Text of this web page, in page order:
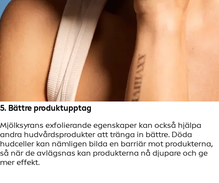
5. Bättre produktupptag
Mjölksyrans exfolierande egenskaper kan också hjälpa
andra hudvårdsprodukter att tränga in bättre. Döda
hudceller kan nämligen bilda en barriär mot produkterna,
så när de avlägsnas kan produkterna nå djupare och ge
mer effekt.